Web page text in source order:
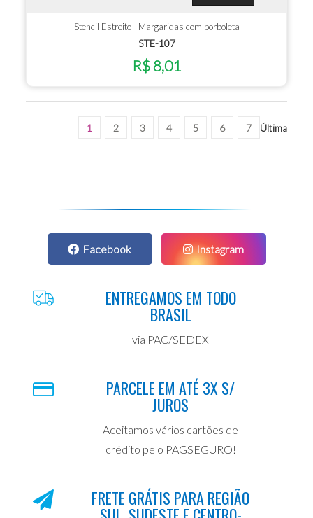
Stencil Estreito - Margaridas com borboleta
STE-107
R$ 8,01
1 2 3 4 5 6 7 Última
Facebook Instagram
ENTREGAMOS EM TODO
BRASIL
via PAC/SEDEX
PARCELE EM ATÉ 3X S/
JUROS
Aceitamos vários cartões de
crédito pelo PAGSEGURO!
FRETE GRÁTIS PARA REGIÃO